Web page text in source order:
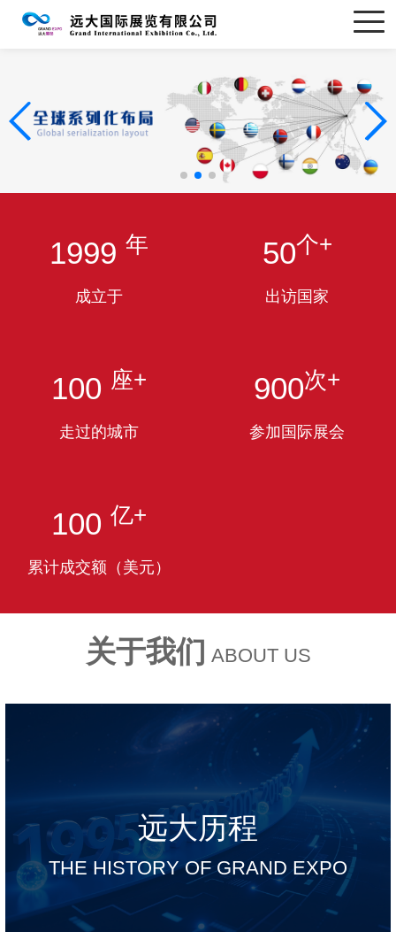
1999 年
成立于
50个+
出访国家
100 座+
走过的城市
900次+
参加国际展会
100 亿+
累计成交额（美元）
关于我们 ABOUT US
远大历程
THE HISTORY OF GRAND EXPO